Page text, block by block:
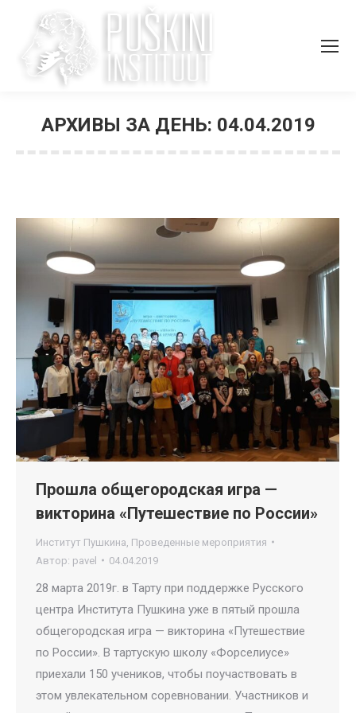
АРХИВЫ ЗА ДЕНЬ: 04.04.2019
Прошла общегородская игра —
викторина «Путешествие по России»
Институт Пушкина Проведенные мероприятия
Автор: pavel 04.04.2019
28 марта 2019г. в Тарту при поддержке Русского
центра Института Пушкина уже в пятый прошла
общегородская игра — викторина «Путешествие
по России». В тартускую школу «Форселиусе»
приехали 150 учеников, чтобы поучаствовать в
этом увлекательном соревновании. Участников и